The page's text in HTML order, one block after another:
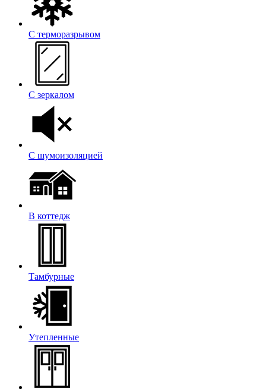
С терморазрывом
С зеркалом
С шумоизоляцией
В коттедж
Тамбурные
Утепленные